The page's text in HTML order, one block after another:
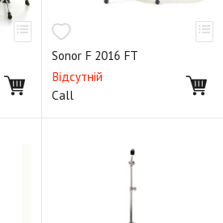
Sonor F 2016 FT
Відсутній
Call